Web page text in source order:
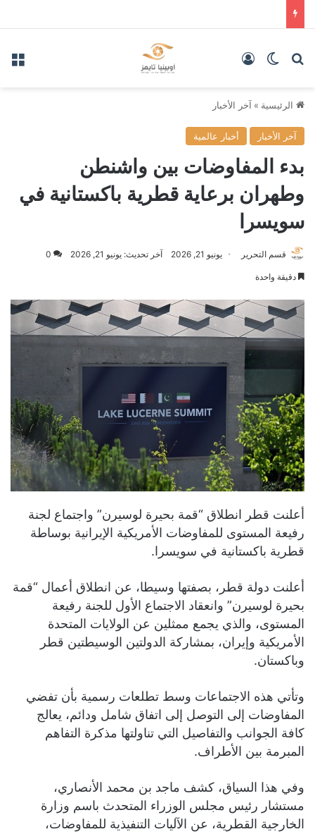
بحث عنالوضع المظلم
الرئيسية » آخر الأخبار
آخر الأخبار أخبار عالمية
بدء المفاوضات بين واشنطن
وطهران برعاية قطرية باكستانية في
سويسرا
قسم التحرير يونيو 21, 2026 آخر تحديث: يونيو 21, 2026 0
دقيقة واحدة
أعلنت قطر انطلاق “قمة بحيرة لوسيرن” واجتماع لجنة
رفيعة المستوى للمفاوضات الأمريكية الإيرانية بوساطة
قطرية باكستانية في سويسرا.
أعلنت دولة قطر، بصفتها وسيطا، عن انطلاق أعمال “قمة
بحيرة لوسيرن” وانعقاد الاجتماع الأول للجنة رفيعة
المستوى، والذي يجمع ممثلين عن الولايات المتحدة
الأمريكية وإيران، بمشاركة الدولتين الوسيطتين قطر
وباكستان.
وتأتي هذه الاجتماعات وسط تطلعات رسمية بأن تفضي
المفاوضات إلى التوصل إلى اتفاق شامل ودائم، يعالج
كافة الجوانب والتفاصيل التي تناولتها مذكرة التفاهم
المبرمة بين الأطراف.
وفي هذا السياق، كشف ماجد بن محمد الأنصاري،
مستشار رئيس مجلس الوزراء المتحدث باسم وزارة
الخارجية القطرية، عن الآليات التنفيذية للمفاوضات،